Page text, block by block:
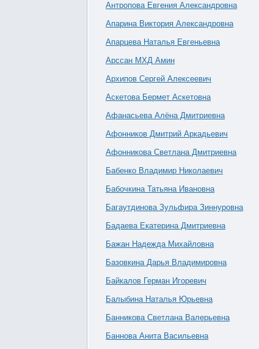
Антропова Евгения Александровна
Апарина Виктория Александровна
Апарцева Наталья Евгеньевна
Арссан МХД Амин
Архипов Сергей Алексеевич
Аскетова Бермет Аскетовна
Афанасьева Алёна Дмитриевна
Афонников Дмитрий Аркадьевич
Афонникова Светлана Дмитриевна
Бабенко Владимир Николаевич
Бабочкина Татьяна Ивановна
Багаутдинова Зульфира Зиннуровна
Бадаева Екатерина Дмитриевна
Бажан Надежда Михайловна
Базовкина Дарья Владимировна
Байкалов Герман Игоревич
Балыбина Наталья Юрьевна
Банникова Светлана Валерьевна
Баннова Анита Васильевна